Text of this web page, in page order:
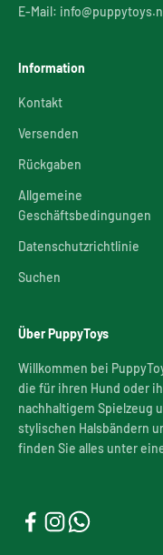
E-Mail:
Information
Kontakt
Versenden
Rückgaben
Allgemeine
Geschäftsbedingungen
Datenschutzrichtlinie
Suchen
Über PuppyToys
Willkommen bei
die für ihren Hund oder
nachhaltigem Spielzeug
stylischen Halsbändern
finden Sie alles unter